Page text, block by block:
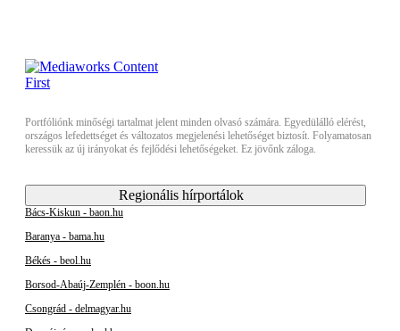
Portfóliónk minőségi tartalmat jelent minden olvasó számára. Egyedülálló elérést,
országos lefedettséget és változatos megjelenési lehetőséget biztosít. Folyamatosan
keressük az új irányokat és fejlődési lehetőségeket. Ez jövőnk záloga.
Regionális hírportálok
Bács-Kiskun - baon.hu
Baranya - bama.hu
Békés - beol.hu
Borsod-Abaúj-Zemplén - boon.hu
Csongrád - delmagyar.hu